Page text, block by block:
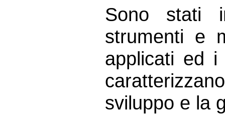
Sono stati
strumenti e
applicati ed i
sviluppo e la